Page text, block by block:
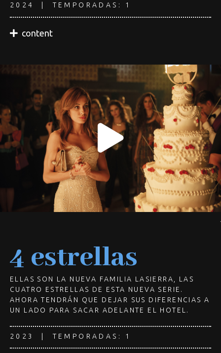
2024 | TEMPORADAS: 1
content
4 estrellas
ELLAS SON LA NUEVA FAMILIA LASIERRA, LAS
CUATRO ESTRELLAS DE ESTA NUEVA SERIE.
AHORA TENDRÁN QUE DEJAR SUS DIFERENCIAS A
UN LADO PARA SACAR ADELANTE EL HOTEL.
2023 | TEMPORADAS: 1